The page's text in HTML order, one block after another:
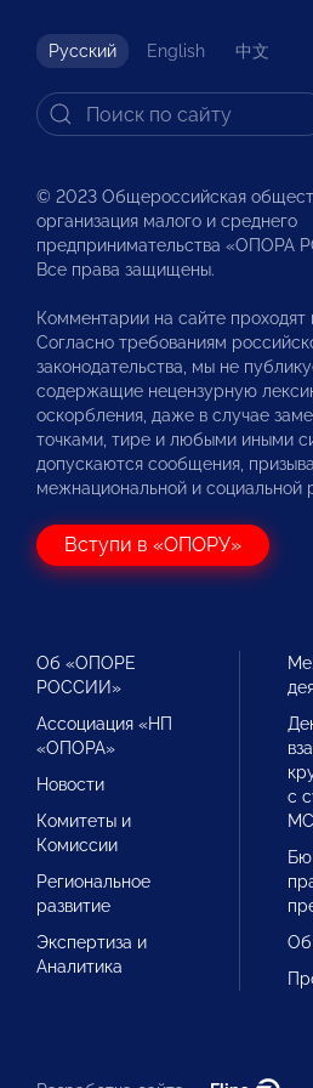
Русский English 中文
© 2023 Общероссийская
организация малого и среднего
предпринимательства «ОПОРА
Все права защищены.
Комментарии на сайте
Согласно требованиям
законодательства, мы не
содержащие нецензурную
оскорбления, даже в случае
точками, тире и любыми иными
допускаются сообщения,
межнациональной и социальной
Вступи в «ОПОРУ»
Об «ОПОРЕ
РОССИИ»
Ассоциация «НП
«ОПОРА»
Новости
Комитеты и
Комиссии
Региональное
развитие
Экспертиза и
Аналитика
с